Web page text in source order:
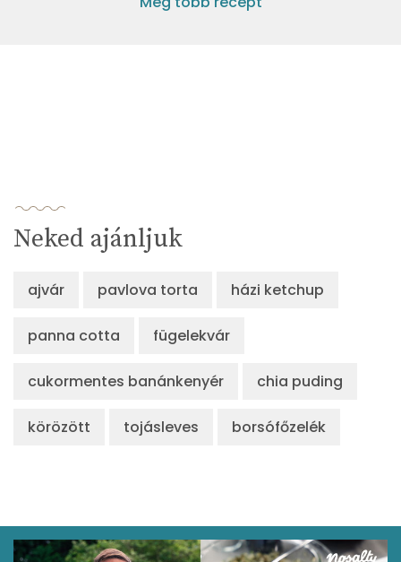
Neked ajánljuk
ajvár pavlova torta házi ketchup
panna cotta fügelekvár
cukormentes banánkenyér chia puding
körözött tojásleves borsófőzelék